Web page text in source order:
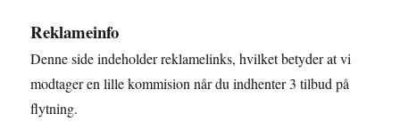
Reklameinfo
Denne side indeholder reklamelinks, hvilket betyder at vi
modtager en lille kommision når du indhenter 3 tilbud på
flytning.